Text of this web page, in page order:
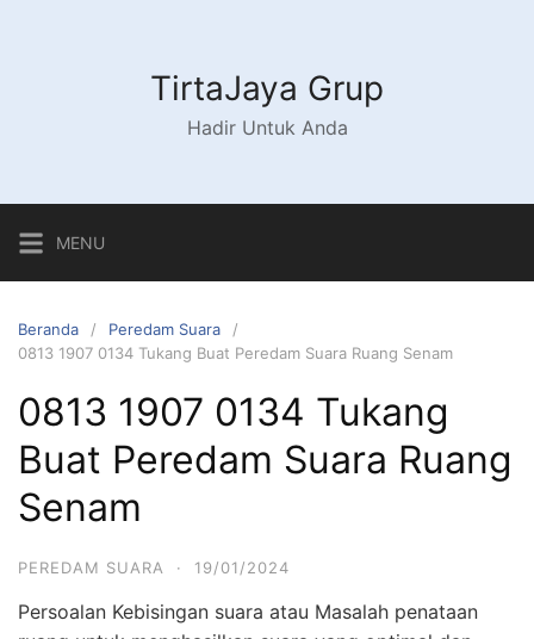
TirtaJaya Grup
Hadir Untuk Anda
MENU
Beranda
Peredam Suara
0813 1907 0134 Tukang Buat Peredam Suara Ruang Senam
0813 1907 0134 Tukang
Buat Peredam Suara Ruang
Senam
PEREDAM SUARA · 19/01/2024
Persoalan Kebisingan suara atau Masalah penataan